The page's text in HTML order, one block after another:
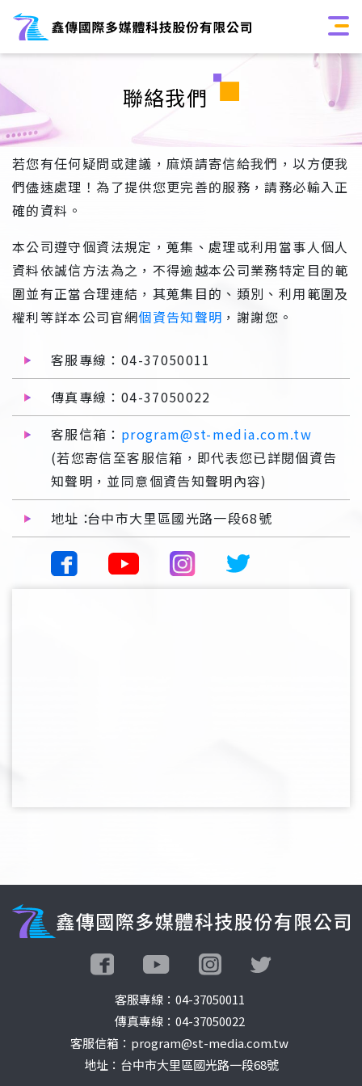
聯絡我們
若您有任何疑問或建議，麻煩請寄信給我們，以方便我
們儘速處理！為了提供您更完善的服務，請務必輸入正
確的資料。
本公司遵守個資法規定，蒐集、處理或利用當事人個人
資料依誠信方法為之，不得逾越本公司業務特定目的範
圍並有正當合理連結，其蒐集目的、類別、利用範圍及
權利等詳本公司官網個資告知聲明 ，謝謝您。
客服專線：04-37050011
傳真專線：04-37050022
客服信箱： program@st-media.com.tw
(若您寄信至客服信箱，即代表您已詳閱個資告
知聲明，並同意個資告知聲明內容)
地址：台中市大里區國光路一段68號
客服專線： 04-37050011
傳真專線：04-37050022
客服信箱：program@st-media.com.tw
地址：台中市大里區國光路一段68號